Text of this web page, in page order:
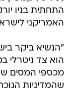
התחתית בניו
האמריקני
"הנשיא ביקר
הוא צד ניטרלי
מכספי המסים
שהמדיניות